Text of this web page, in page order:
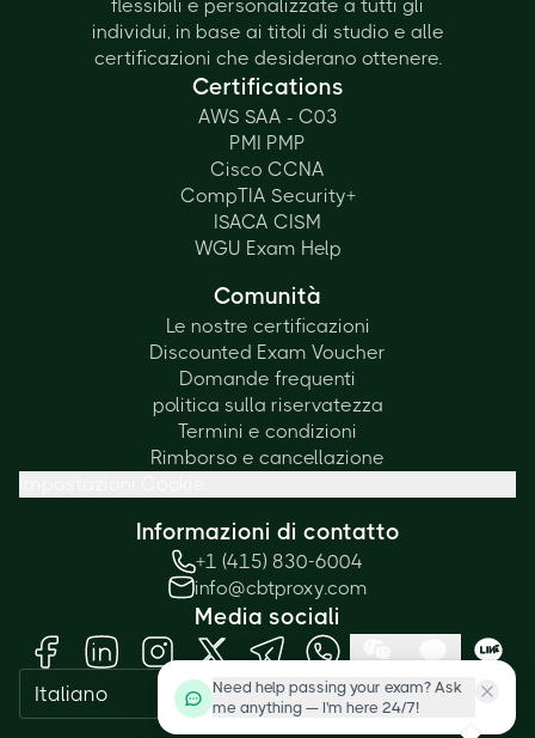
flessibili e personalizzate a tutti gli
individui, in base ai titoli di studio e alle
certificazioni che desiderano ottenere.
Certifications
AWS SAA - C03
PMI PMP
Cisco CCNA
CompTIA Security+
ISACA CISM
WGU Exam Help
Comunità
Le nostre certificazioni
Discounted Exam Voucher
Domande frequenti
politica sulla riservatezza
Termini e condizioni
Rimborso e cancellazione
Informazioni di contatto
+1 (415) 830-6004
info@cbtproxy.com
Media sociali
Italiano
Need help passing your exam? Ask
me anything — I'm here 24/7!